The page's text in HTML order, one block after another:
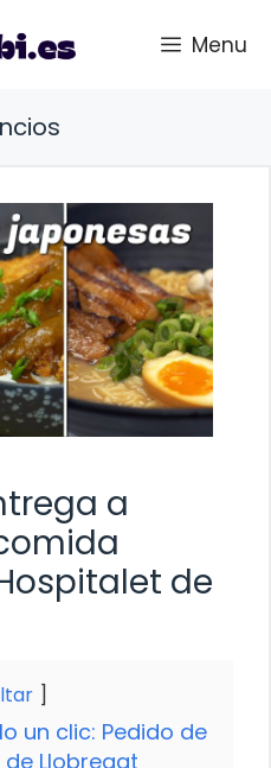
Menu
a
de
un clic: Pedido de
Llobregat